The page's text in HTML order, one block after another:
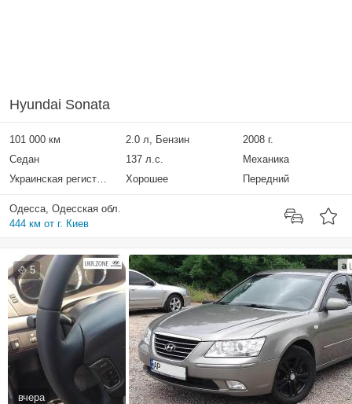
Hyundai Sonata
101 000 км 2.0 л, Бензин
2008 г.
Седан
137 л.с.
Механика
Украинская регистрация
Хорошее Передний
Одесса, Одесская обл.
444 км от г. Киев
5
вчера